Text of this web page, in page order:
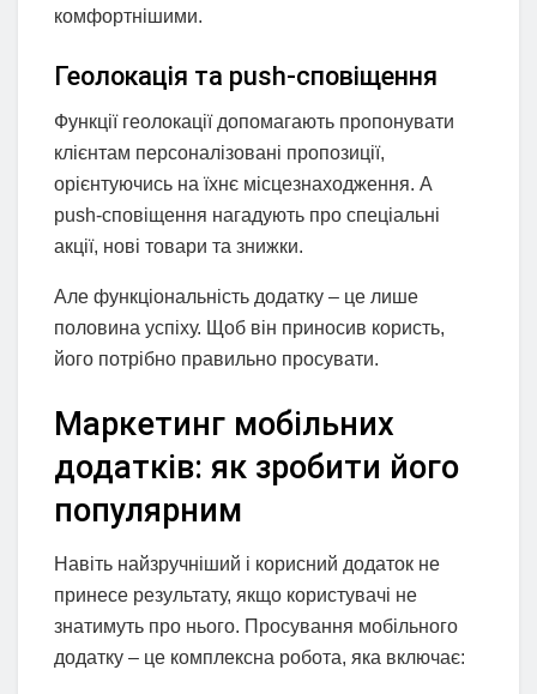
комфортнішими.
Геолокація та push-сповіщення
Функції геолокації допомагають пропонувати
клієнтам персоналізовані пропозиції,
орієнтуючись на їхнє місцезнаходження. А
push-сповіщення нагадують про спеціальні
акції, нові товари та знижки.
Але функціональність додатку – це лише
половина успіху. Щоб він приносив користь,
його потрібно правильно просувати.
Маркетинг мобільних
додатків: як зробити його
популярним
Навіть найзручніший і корисний додаток не
принесе результату, якщо користувачі не
знатимуть про нього. Просування мобільного
додатку – це комплексна робота, яка включає: